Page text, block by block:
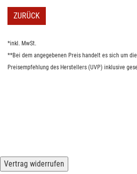
ZURÜCK
*inkl. MwSt.
**Bei dem angegebenen Preis handelt es sich um
Preisempfehlung des Herstellers (UVP) inklusive
Vertrag widerrufen